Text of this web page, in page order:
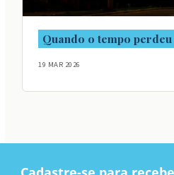
Quando o tempo
19 MAR 2026